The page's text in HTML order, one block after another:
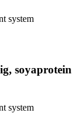
system
soyaprotein
system